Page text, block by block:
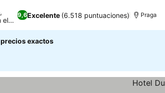
9,6Excelente (6.518 puntuaciones)
el
Praga
exactos